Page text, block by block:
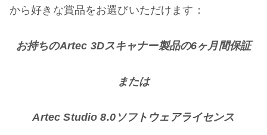
から好きな賞品をお選びいただけます：
お持ちのArtec 3Dスキャナー製品の6ヶ月間保証
または
Artec Studio 8.0ソフトウェアライセンス